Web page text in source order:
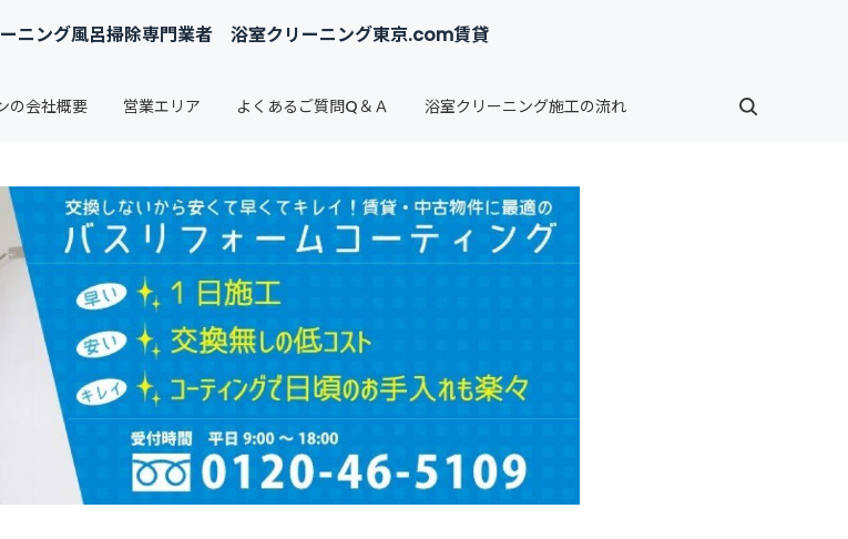
ニング風呂掃除専門業者 浴室クリーニング東京.com賃貸
の会社概要 営業エリア よくあるご質問Q＆Ａ 浴室クリーニング施工の流れ